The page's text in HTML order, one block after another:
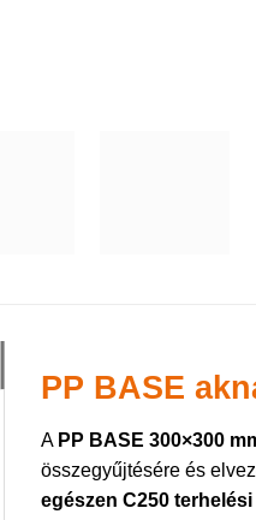
PP BASE
A PP BASE 300×300
összegyűjtésére és
egészen C250